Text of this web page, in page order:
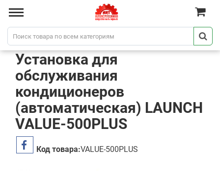
Установка для
обслуживания
кондиционеров
(автоматическая) LAUNCH
VALUE-500PLUS
Код товара:VALUE-500PLUS